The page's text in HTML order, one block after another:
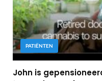
PATIËNTEN
John is